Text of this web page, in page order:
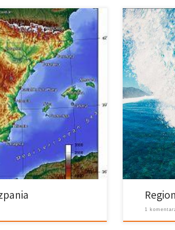
wielkim bogactwie
na odrębne terytoria. Jej
niż średnia europejska. Jej
(3,478 m), w Granadzie; i
kontury, ponieważ
Marzą Ci się
Zaskocz je i
wiele atrakcji,
miejsce dla
wszystko,
1